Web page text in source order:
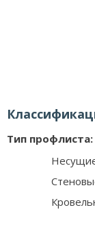
Тип профлиста: